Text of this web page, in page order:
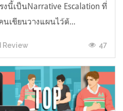
นี้เป็นNarrative Escalation ที่
เขียนวางแผนไว้ตั...
Review 47